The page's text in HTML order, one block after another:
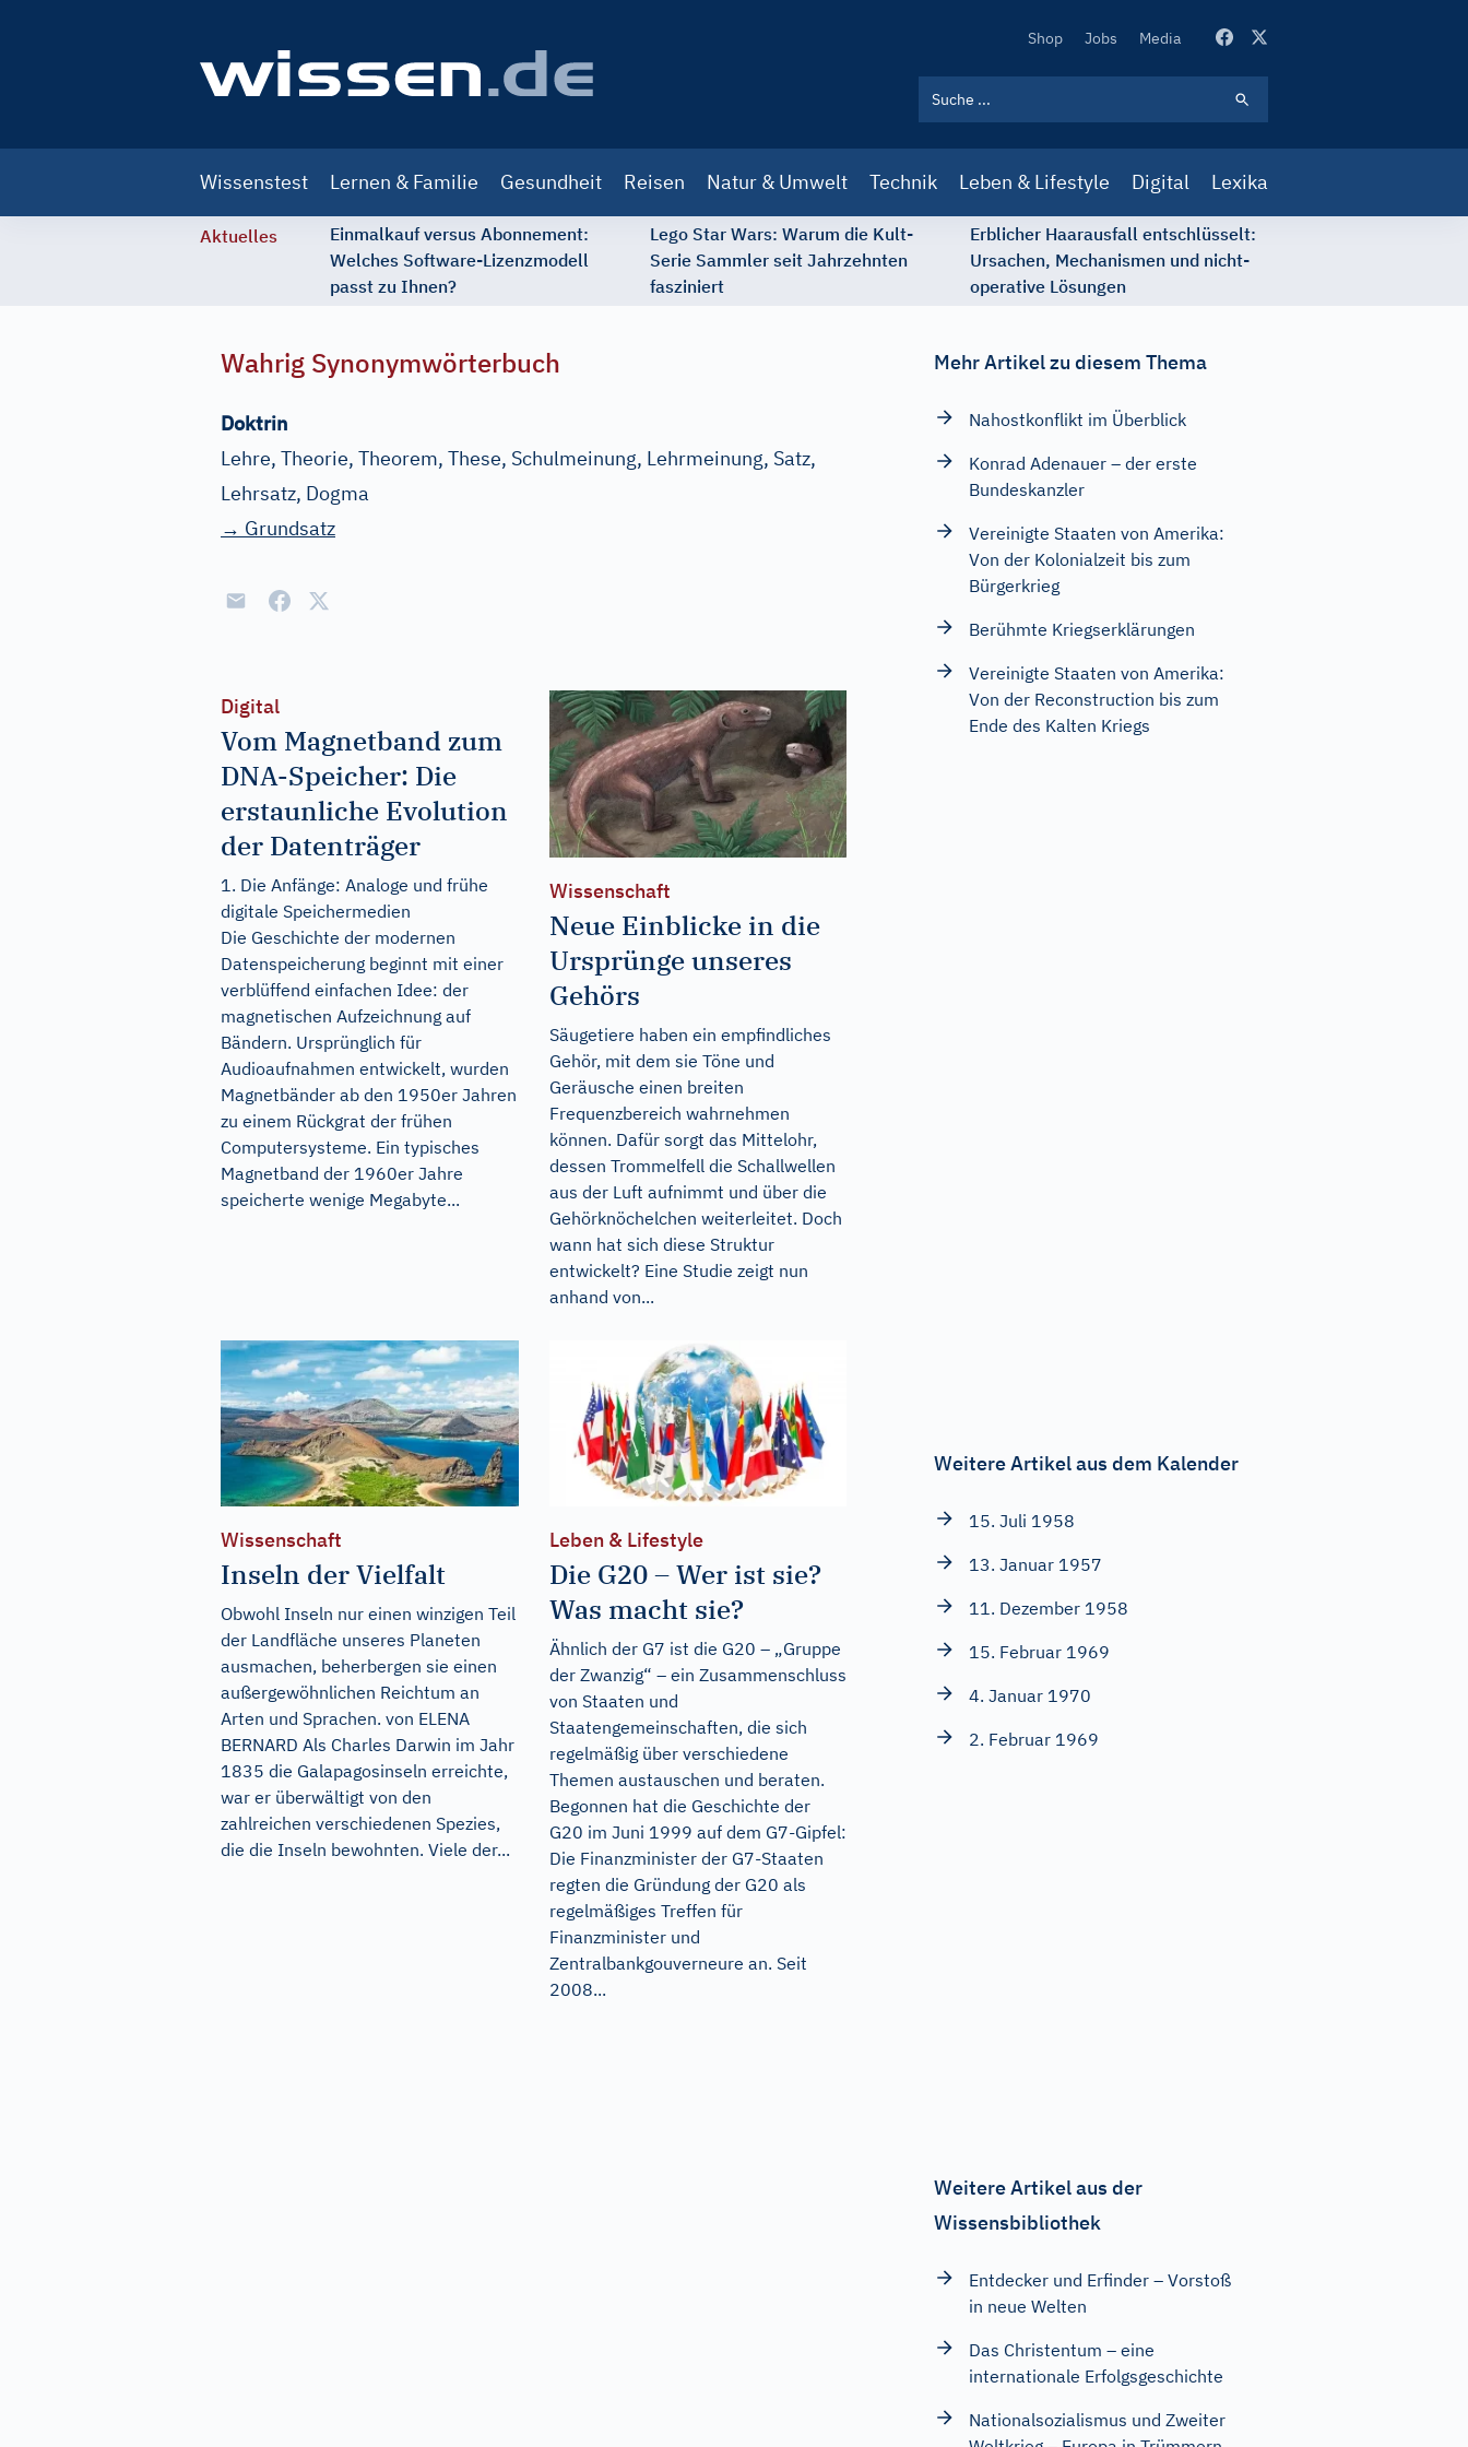
Secondary
Shop Jobs Media
navigation
Wissenstest Lernen & Familie Gesundheit Reisen Natur & Umwelt Technik Leben & Lifestyle Digital Lexika
Aktuelles
Einmalkauf versus Abonnement:
Welches Software-Lizenzmodell
passt zu Ihnen?
Lego Star Wars: Warum die Kult-
Serie Sammler seit Jahrzehnten
fasziniert
Erblicher Haarausfall entschlüsselt:
Ursachen, Mechanismen und nicht-
operative Lösungen
Wahrig Synonymwörterbuch
Doktrin
Lehre, Theorie, Theorem, These, Schulmeinung, Lehrmeinung, Satz,
Lehrsatz, Dogma
→ Grundsatz
Digital
Vom Magnetband zum
DNA-Speicher: Die
erstaunliche Evolution
der Datenträger
1. Die Anfänge: Analoge und frühe
digitale Speichermedien
Die Geschichte der modernen
Datenspeicherung beginnt mit einer
verblüffend einfachen Idee: der
magnetischen Aufzeichnung auf
Bändern. Ursprünglich für
Audioaufnahmen entwickelt, wurden
Magnetbänder ab den 1950er Jahren
zu einem Rückgrat der frühen
Computersysteme. Ein typisches
Magnetband der 1960er Jahre
speicherte wenige Megabyte...
Wissenschaft
Neue Einblicke in die
Ursprünge unseres
Gehörs
Säugetiere haben ein empfindliches
Gehör, mit dem sie Töne und
Geräusche einen breiten
Frequenzbereich wahrnehmen
können. Dafür sorgt das Mittelohr,
dessen Trommelfell die Schallwellen
aus der Luft aufnimmt und über die
Gehörknöchelchen weiterleitet. Doch
wann hat sich diese Struktur
entwickelt? Eine Studie zeigt nun
anhand von...
Wissenschaft
Inseln der Vielfalt
Obwohl Inseln nur einen winzigen Teil
der Landfläche unseres Planeten
ausmachen, beherbergen sie einen
außergewöhnlichen Reichtum an
Arten und Sprachen. von ELENA
BERNARD Als Charles Darwin im Jahr
1835 die Galapagosinseln erreichte,
war er überwältigt von den
zahlreichen verschiedenen Spezies,
die die Inseln bewohnten. Viele der...
Leben & Lifestyle
Die G20 – Wer ist sie?
Was macht sie?
Ähnlich der G7 ist die G20 – „Gruppe
der Zwanzig“ – ein Zusammenschluss
von Staaten und
Staatengemeinschaften, die sich
regelmäßig über verschiedene
Themen austauschen und beraten.
Begonnen hat die Geschichte der
G20 im Juni 1999 auf dem G7-Gipfel:
Die Finanzminister der G7-Staaten
regten die Gründung der G20 als
regelmäßiges Treffen für
Finanzminister und
Zentralbankgouverneure an. Seit
2008...
Mehr Artikel zu diesem Thema
Nahostkonflikt im Überblick
Konrad Adenauer – der erste
Bundeskanzler
Vereinigte Staaten von Amerika:
Von der Kolonialzeit bis zum
Bürgerkrieg
Berühmte Kriegserklärungen
Vereinigte Staaten von Amerika:
Von der Reconstruction bis zum
Ende des Kalten Kriegs
Weitere Artikel aus dem Kalender
15. Juli 1958
13. Januar 1957
11. Dezember 1958
15. Februar 1969
4. Januar 1970
2. Februar 1969
Weitere Artikel aus der
Wissensbibliothek
Entdecker und Erfinder – Vorstoß
in neue Welten
Das Christentum – eine
internationale Erfolgsgeschichte
Nationalsozialismus und Zweiter